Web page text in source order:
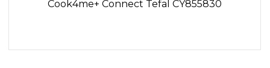
Cook4me+ Connect Tefal CY855830